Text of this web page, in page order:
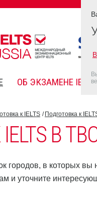
ОБ ЭКЗАМЕНЕ IELTS
к IELTS Подготовка к
В
в которых вы
и уточните